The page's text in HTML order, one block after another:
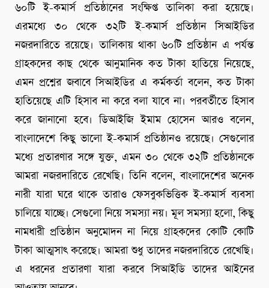
৬০টি ই-কমার্স প্রতিষ্ঠানের সংক্ষিপ্ত তালিকা করা হয়েছে।
এরমধ্যে ৩০ থেকে ৩২টি ই-কমার্স প্রতিষ্ঠান সিআইডির
নজরদারিতে রয়েছে। তালিকায় থাকা ৬০টি প্রতিষ্ঠান এ পর্যন্ত
গ্রাহকদের কাছ থেকে আনুমানিক কত টাকা হাতিয়ে নিয়েছে,
এমন প্রশ্নের জবাবে সিআইডির এ কর্মকর্তা বলেন, কত টাকা
হাতিয়েছে এটি হিসাব না করে বলা যাবে না। পরবর্তীতে হিসাব
করে জানানো হবে। ডিআইজি ইমাম হোসেন আরও বলেন,
বাংলাদেশে কিছু ভালো ই-কমার্স প্রতিষ্ঠানও রয়েছে। সেগুলোর
মধ্যে প্রতারণার সঙ্গে যুক্ত, এমন ৩০ থেকে ৩২টি প্রতিষ্ঠানকে
আমরা নজরদারিতে রেখেছি। তিনি বলেন, বাংলাদেশের অনেক
নারী যারা ঘরে থাকে তারাও ফেসবুকভিত্তিক ই-কমার্স ব্যবসা
চালিয়ে যাচ্ছে। সেগুলো নিয়ে সমস্যা নয়। মূল সমস্যা হলো, কিছু
নামধারী প্রতিষ্ঠান অনুমোদন না নিয়ে গ্রাহকদের কোটি কোটি
টাকা আত্মসাৎ করেছে। আমরা শুধু তাদের নজরদারিতে রেখেছি।
এ ধরনের প্রতারণা যারা করবে সিআইডি তাদের আইনের